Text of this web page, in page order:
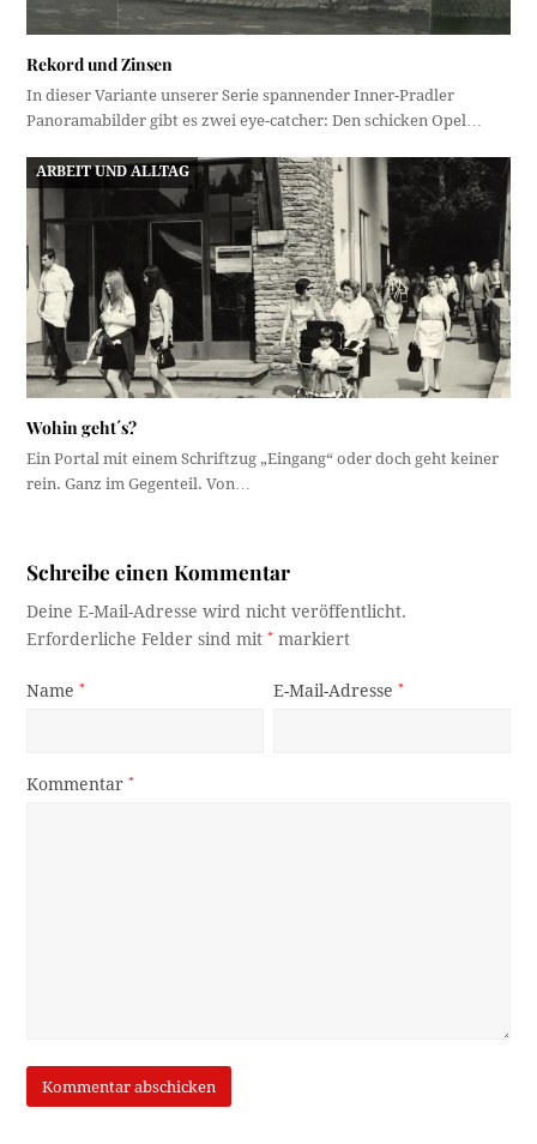
Rekord und Zinsen
In dieser Variante unserer Serie spannender Inner-Pradler
Panoramabilder gibt es zwei eye-catcher: Den schicken Opel…
ARBEIT UND ALLTAG
Wohin geht´s?
Ein Portal mit einem Schriftzug „Eingang“ oder doch geht keiner
rein. Ganz im Gegenteil. Von…
Schreibe einen Kommentar
Deine E-Mail-Adresse wird nicht veröffentlicht.
Erforderliche Felder sind mit* markiert
Name* E-Mail-Adresse*
Kommentar*